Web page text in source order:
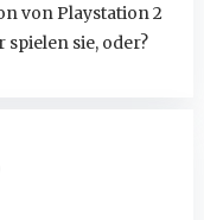
von Playstation 2
spielen sie, oder?